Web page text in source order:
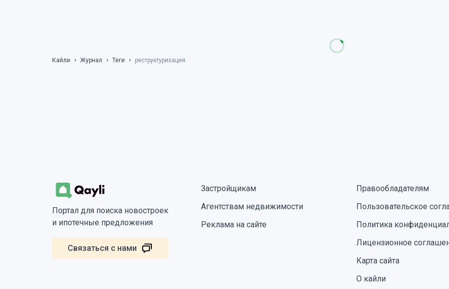
Кайли Журнал Теги реструктуризация
Портал для поиска новостроек
и ипотечные предложения
Связаться с нами
Застройщикам
Агентствам недвижимости
Реклама на сайте
Правообладателям
Пользовательское
Политика
Лицензионное
Карта сайта
О кайли